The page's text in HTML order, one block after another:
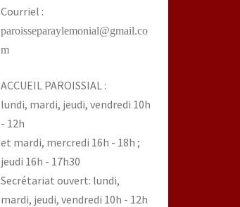
Courriel :
paroisseparaylemonial@gmail.co
m
ACCUEIL PAROISSIAL :
lundi, mardi, jeudi, vendredi 10h
- 12h
et mardi, mercredi 16h - 18h ;
jeudi 16h - 17h30
Secrétariat ouvert: lundi,
mardi, jeudi, vendredi 10h - 12h